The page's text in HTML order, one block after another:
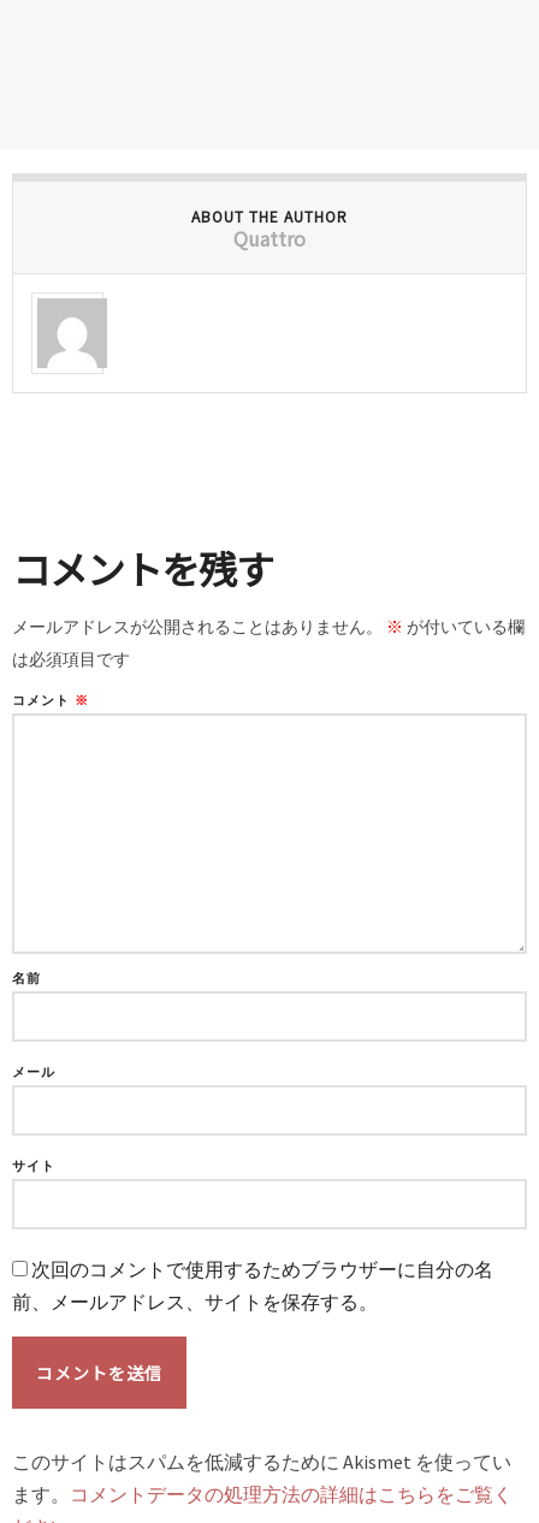
ABOUT THE AUTHOR
Quattro
コメントを残す
メールアドレスが公開されることはありません。 ※ が付いている欄
は必須項目です
コメント ※
名前
メール
サイト
次回のコメントで使用するためブラウザーに自分の名
前、メールアドレス、サイトを保存する。
このサイトはスパムを低減するために Akismet を使ってい
ます。 コメントデータの処理方法の詳細はこちらをご覧く